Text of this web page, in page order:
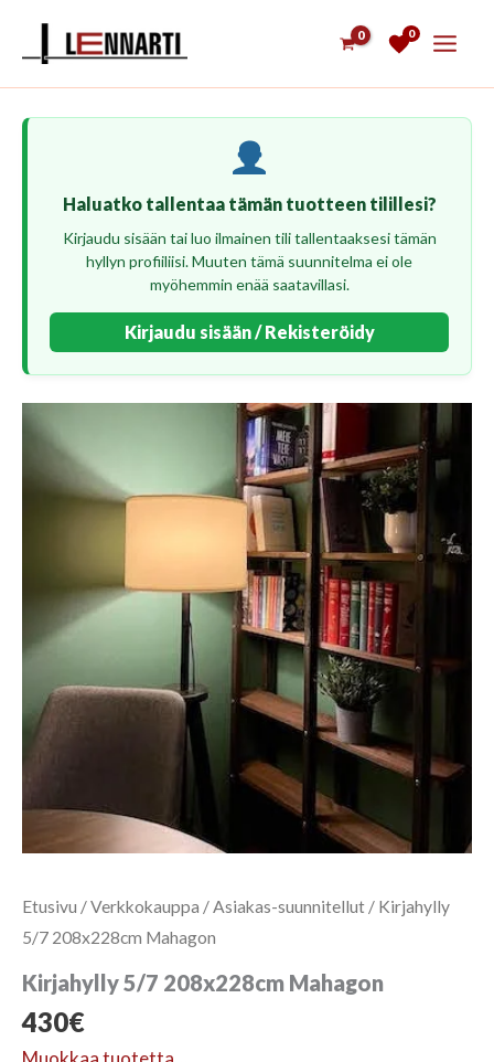
0
Haluatko tallentaa tämän tuotteen tilillesi?
Kirjaudu sisään tai luo ilmainen tili tallentaaksesi tämän
hyllyn profiiliisi. Muuten tämä suunnitelma ei ole
myöhemmin enää saatavillasi.
Kirjaudu sisään / Rekisteröidy
Etusivu /Verkkokauppa / Asiakas-suunnitellut / Kirjahylly
5/7 208x228cm Mahagon
Kirjahylly 5/7 208x228cm Mahagon
430€